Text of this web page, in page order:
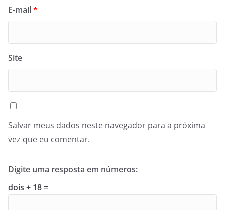
E-mail*
Site
Salvar meus dados neste navegador para a próxima
vez que eu comentar.
Digite uma resposta em números:
dois + 18 =